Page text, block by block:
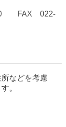
022-
などを考慮
。